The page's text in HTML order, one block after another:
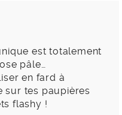
est totalement
pâle…
en fard à
sur tes paupières
flashy !